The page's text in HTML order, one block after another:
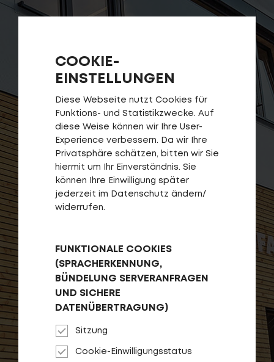
Jetzt zu unserem Newsletter anmelden
Karriere bei CENTURION
Händlersuche
Wir sind Qualität
Fragen - Antworten / FAQ
Finde die richtige Rahmengröße
COOKIE-
EINSTELLUNGEN
Diese Webseite nutzt Cookies für
Funktions- und Statistikzwecke. Auf
diese Weise können wir Ihre User-
Experience verbessern. Da wir Ihre
Privatsphäre schätzen, bitten wir Sie
hiermit um Ihr Einverständnis. Sie
können Ihre Einwilligung später
jederzeit im Datenschutz ändern/
widerrufen.
FUNKTIONALE COOKIES
(SPRACHERKENNUNG,
BÜNDELUNG SERVERANFRAGEN
UND SICHERE
DATENÜBERTRAGUNG)
Sitzung
Cookie-Einwilligungsstatus